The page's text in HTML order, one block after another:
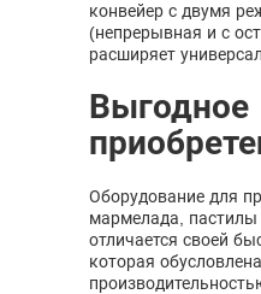
конвейер с двумя
(непрерывная и с
расширяет
Выгодное
Оборудование для
мармелада, пастилы
отличается своей
которая